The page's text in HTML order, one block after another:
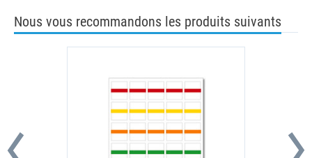
Nous vous recommandons les produits suivants